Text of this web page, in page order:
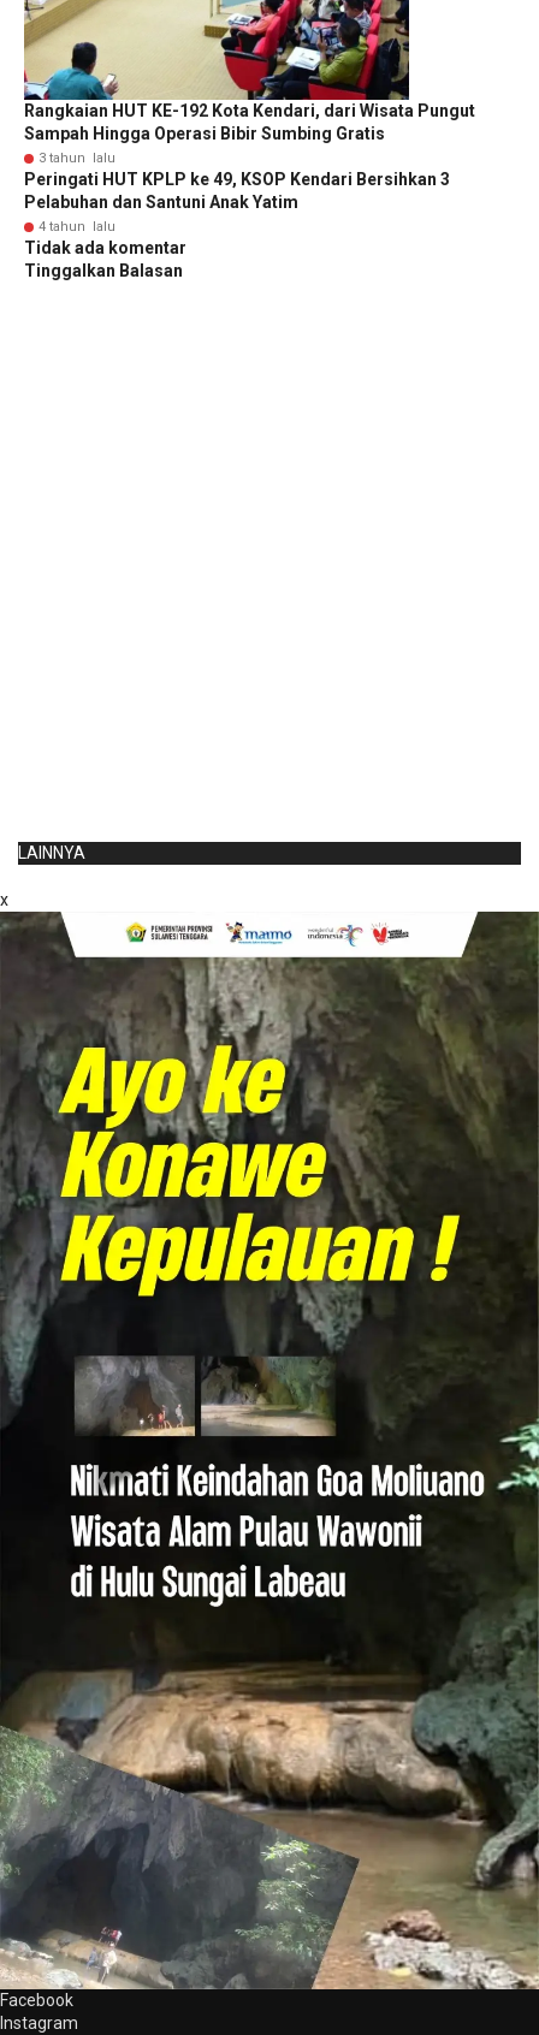
Rangkaian HUT KE-192 Kota Kendari, dari Wisata Pungut
Sampah Hingga Operasi Bibir Sumbing Gratis
3 tahun lalu
Peringati HUT KPLP ke 49, KSOP Kendari Bersihkan 3
Pelabuhan dan Santuni Anak Yatim
4 tahun lalu
Tidak ada komentar
Tinggalkan Balasan
LAINNYA
x
Facebook
Instagram